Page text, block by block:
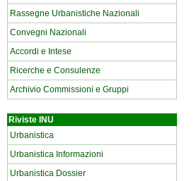
Rassegne Urbanistiche Nazionali
Convegni Nazionali
Accordi e Intese
Ricerche e Consulenze
Archivio Commissioni e Gruppi
Riviste INU
Urbanistica
Urbanistica Informazioni
Urbanistica Dossier